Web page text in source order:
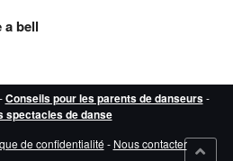
a bell
Conseils pour les parents de danseurs-
spectacles de danse
de confidentialité - Nous contacter